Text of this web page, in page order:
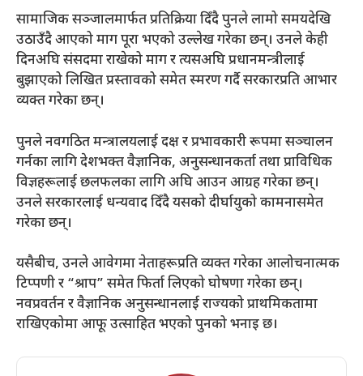
सामाजिक सञ्जालमार्फत प्रतिक्रिया दिँदै पुनले लामो समयदेखि
उठाउँदै आएको माग पूरा भएको उल्लेख गरेका छन्। उनले केही
दिनअघि संसदमा राखेको माग र त्यसअघि प्रधानमन्त्रीलाई
बुझाएको लिखित प्रस्तावको समेत स्मरण गर्दै सरकारप्रति आभार
व्यक्त गरेका छन्।
पुनले नवगठित मन्त्रालयलाई दक्ष र प्रभावकारी रूपमा सञ्चालन
गर्नका लागि देशभक्त वैज्ञानिक, अनुसन्धानकर्ता तथा प्राविधिक
विज्ञहरूलाई छलफलका लागि अघि आउन आग्रह गरेका छन्।
उनले सरकारलाई धन्यवाद दिँदै यसको दीर्घायुको कामनासमेत
गरेका छन्।
यसैबीच, उनले आवेगमा नेताहरूप्रति व्यक्त गरेका आलोचनात्मक
टिप्पणी र “श्राप” समेत फिर्ता लिएको घोषणा गरेका छन्।
नवप्रवर्तन र वैज्ञानिक अनुसन्धानलाई राज्यको प्राथमिकतामा
राखिएकोमा आफू उत्साहित भएको पुनको भनाइ छ।